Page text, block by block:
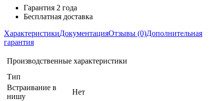
Гарантия 2 года
Бесплатная доставка
ХарактеристикиДокументацияОтзывы (0)Дополнительная
гарантия
Производственные характеристики
Тип
Встраивание в
нишу
Нет